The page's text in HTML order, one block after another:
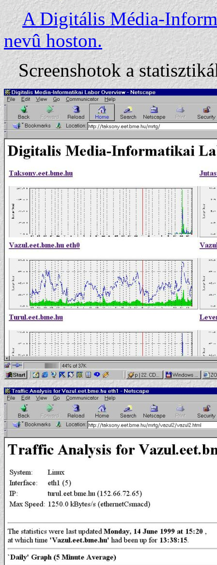
A Digitális Média-
nevû hoston.
Screenshotok a